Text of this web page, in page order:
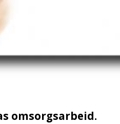
omsorgsarbeid.